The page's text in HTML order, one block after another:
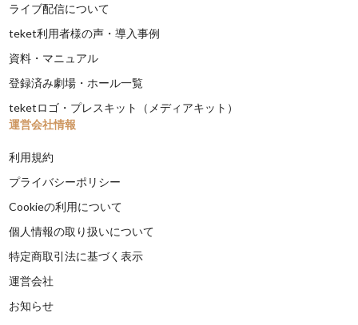
ライブ配信について
teket利用者様の声・導入事例
資料・マニュアル
登録済み劇場・ホール一覧
teketロゴ・プレスキット（メディアキット）
運営会社情報
利用規約
プライバシーポリシー
Cookieの利用について
個人情報の取り扱いについて
特定商取引法に基づく表示
運営会社
お知らせ